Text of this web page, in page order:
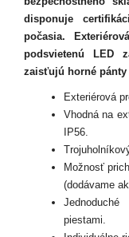
disponuje
počasia.
podsvietenú LED
zaisťujú horné
Exteriérová
Vhodná na
IP56.
Možnosť
(dodávame
piestami.